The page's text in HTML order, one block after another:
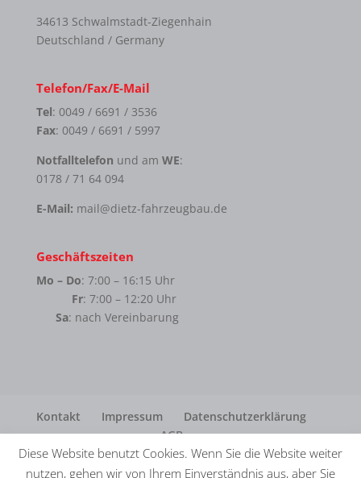
34613 Schwalmstadt-Ziegenhain
Deutschland / Germany
Telefon/Fax/E-Mail
Tel: 0049 / 6691 / 3536
Fax: 0049 / 6691 / 5997
Notfalltelefon und am WE:
0178 / 71 64 094
E-Mail: mail@dietz-fahrzeugbau.de
Geschäftszeiten
Mo – Do: 7:00 – 16:15 Uhr
Fr: 7:00 – 12:20 Uhr
Sa: nach Vereinbarung
Kontakt Impressum
Datenschutzerklärung
AGB
Diese Website benutzt Cookies. Wenn Sie die Website weiter
nutzen, gehen wir von Ihrem Einverständnis aus, aber Sie